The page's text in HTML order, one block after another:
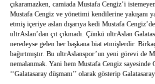
çıkaramazken, camiada Mustafa Cengiz’i
Mustafa Cengiz ve yönetimi kendilerine yakışanı
etmiş içeriye aslan dışarıya kedi Mustafa
ultrAslan’dan çıt çıkmadı. Çünkü ultrAslan
neredeyse gelen her başkana biat etmişlerdir.
bağırtmıştır. Bu ultrAslanspor’un yeni görevi de
nemalanmak. Yani hem Mustafa Cengiz sayesinde
‘‘Galatasaray düşmanı’’ olarak gösterip